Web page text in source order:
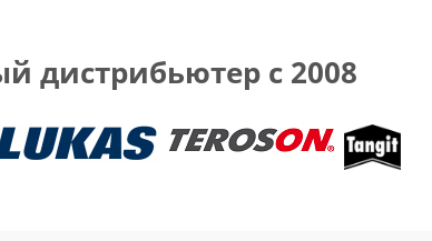
дистрибьютер с 2008